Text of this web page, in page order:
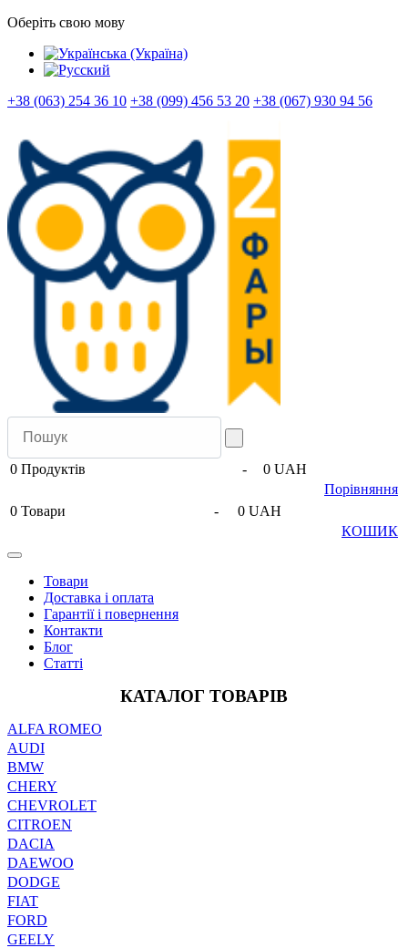
Оберіть свою мову
+38 (063) 254 36 10 +38 (099) 456 53 20 +38 (067) 930 94 56
0 Продуктів -
0 UAH
Порівняння
0 Товари -
0 UAH
КОШИК
Товари
Доставка і оплата
Гарантії і повернення
Контакти
Блог
Статті
КАТАЛОГ ТОВАРІВ
ALFA ROMEO
AUDI
BMW
CHERY
CHEVROLET
CITROEN
DACIA
DAEWOO
DODGE
FIAT
FORD
GEELY